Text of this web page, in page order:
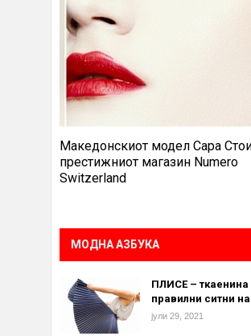
Македонскиот модел Сара
престижниот магазин Numero
Switzerland
МОДНА АЗБУКА
ПЛИСЕ – ткаенина
правилни ситни
јули 29, 2021